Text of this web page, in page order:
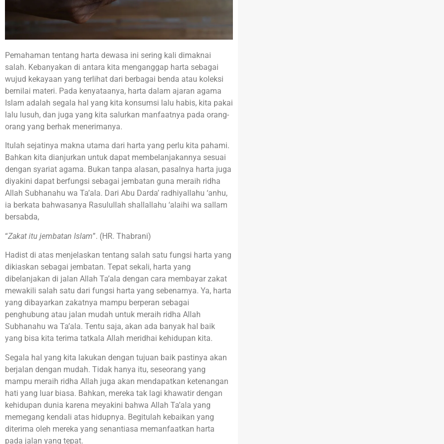
Pemahaman tentang harta dewasa ini sering kali dimaknai
salah. Kebanyakan di antara kita menganggap harta sebagai
wujud kekayaan yang terlihat dari berbagai benda atau koleksi
bernilai materi. Pada kenyataanya, harta dalam ajaran agama
Islam adalah segala hal yang kita konsumsi lalu habis, kita pakai
lalu lusuh, dan juga yang kita salurkan manfaatnya pada orang-
orang yang berhak menerimanya.
Itulah sejatinya makna utama dari harta yang perlu kita pahami.
Bahkan kita dianjurkan untuk dapat membelanjakannya sesuai
dengan syariat agama. Bukan tanpa alasan, pasalnya harta juga
diyakini dapat berfungsi sebagai jembatan guna meraih ridha
Allah Subhanahu wa Ta’ala. Dari Abu Darda’ radhiyallahu ‘anhu,
ia berkata bahwasanya Rasulullah shallallahu ‘alaihi wa sallam
bersabda,
“Zakat itu jembatan Islam”. (HR. Thabrani)
Hadist di atas menjelaskan tentang salah satu fungsi harta yang
dikiaskan sebagai jembatan. Tepat sekali, harta yang
dibelanjakan di jalan Allah Ta’ala dengan cara membayar zakat
mewakili salah satu dari fungsi harta yang sebenarnya. Ya, harta
yang dibayarkan zakatnya mampu berperan sebagai
penghubung atau jalan mudah untuk meraih ridha Allah
Subhanahu wa Ta’ala. Tentu saja, akan ada banyak hal baik
yang bisa kita terima tatkala Allah meridhai kehidupan kita.
Segala hal yang kita lakukan dengan tujuan baik pastinya akan
berjalan dengan mudah. Tidak hanya itu, seseorang yang
mampu meraih ridha Allah juga akan mendapatkan ketenangan
hati yang luar biasa. Bahkan, mereka tak lagi khawatir dengan
kehidupan dunia karena meyakini bahwa Allah Ta’ala yang
memegang kendali atas hidupnya. Begitulah kebaikan yang
diterima oleh mereka yang senantiasa memanfaatkan harta
pada jalan yang tepat.